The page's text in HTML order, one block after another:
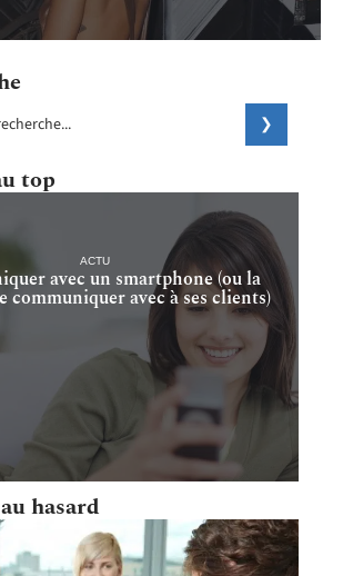
top
ACTU
avec un smartphone (ou la
communiquer avec à ses clients)
hasard